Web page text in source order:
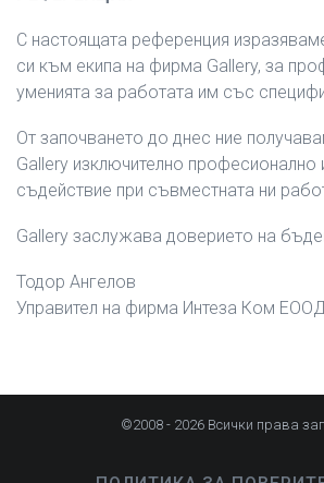
С настоящата референция
си към екипа на фирма Gallery, за
уменията за работата им със
От започването до днес ние
Gallery изключително професионално
съдействие при съвместната ни
Gallery заслужава доверието на
Тодор Ангелов
Управител на фирма Интеза Ком ЕООД
©2008 - 2026 Всички права